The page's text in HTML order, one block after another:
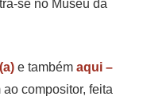
se no Museu da
e tambémaqui –
compositor, feita